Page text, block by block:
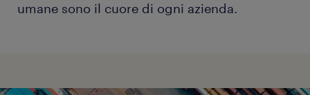
umane sono il cuore di ogni azienda.